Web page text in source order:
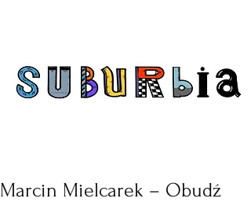
Marcin Mielcarek – Obudź